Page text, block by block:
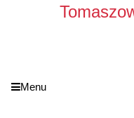
Menu